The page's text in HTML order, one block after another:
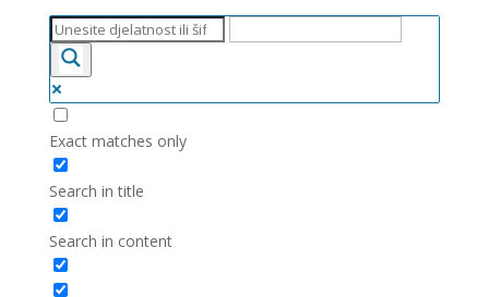
Exact matches only
Search in title
Search in content